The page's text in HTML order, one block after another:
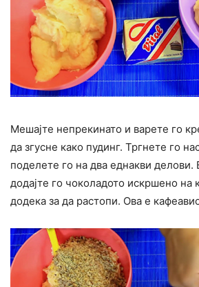
Мешајте непрекинато и варете го
да згусне како пудинг. Тргнете го
поделете го на два еднакви делови.
додајте го чоколадото искршено на
додека за да растопи. Ова е